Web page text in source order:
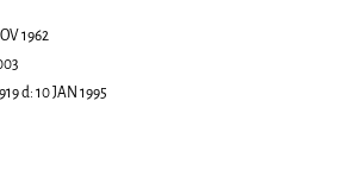
1962
d: 10 JAN 1995